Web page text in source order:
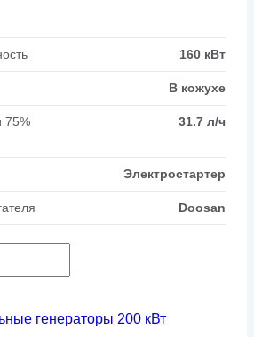
160 кВт
В кожухе
75%
31.7 л/ч
Электростартер
Doosan
генераторы 200 кВт